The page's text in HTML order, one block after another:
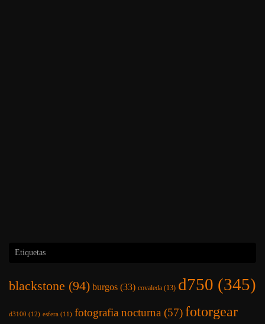
Etiquetas
blackstone (94) burgos (33) covaleda (13) d750 (345)
d3100 (12) esfera (11) fotografia nocturna (57)fotorgear